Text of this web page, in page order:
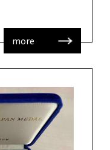
more